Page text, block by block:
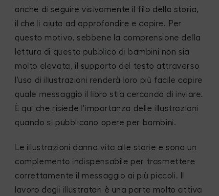
anche di seguire visivamente il filo della storia,
il che li aiuta ad approfondire e capire. Per
questo motivo, sebbene la comprensione della
lettura di questo pubblico di bambini non sia
molto elevata, il supporto del testo attraverso
l’uso di illustrazioni renderà loro più facile capire
quale messaggio il libro stia cercando di inviare.
È qui che risiede l’importanza delle illustrazioni
quando si pubblicano opere per bambini.
Le illustrazioni danno vita alle storie e sono un
complemento indispensabile per trasmettere
correttamente il messaggio ai più piccoli. Il
lavoro degli illustratori è una parte molto attiva